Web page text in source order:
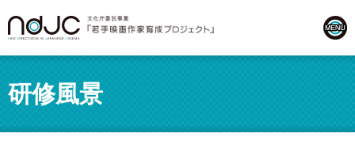
研修風景